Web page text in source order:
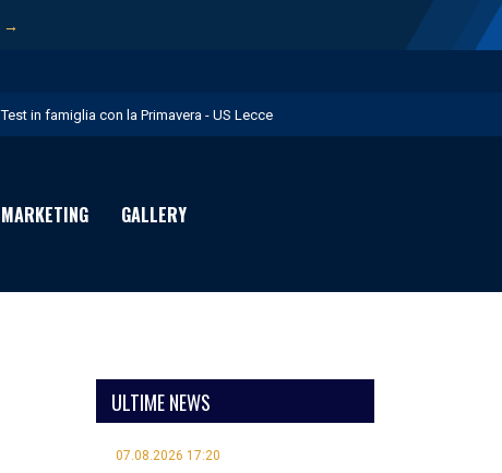
→
Test in famiglia con la Primavera - US Lecce
Geubbels in giallorosso - US Lecce
Aratravel è Premium Partner per la stagione 2026/27 - US Lecce
MARKETING GALLERY
ULTIME NEWS
07.08.2026 17:20